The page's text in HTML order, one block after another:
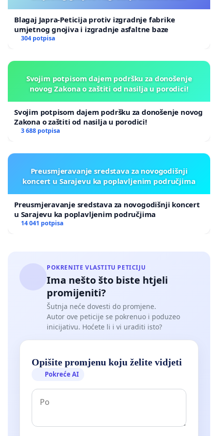
Blagaj Japra-Peticija protiv izgradnje fabrike
umjetnog gnojiva i izgradnje asfaltne baze
304 potpisa
Svojim potpisom dajem podršku za donošenje
novog Zakona o zaštiti od nasilja u porodici!
Svojim potpisom dajem podršku za donošenje novog
Zakona o zaštiti od nasilja u porodici!
3 688 potpisa
Preusmjeravanje sredstava za novogodišnji
koncert u Sarajevu ka poplavljenim područjima
Preusmjeravanje sredstava za novogodišnji koncert
u Sarajevu ka poplavljenim područjima
14 041 potpisa
POKRENITE VLASTITU PETICIJU
Ima nešto što biste htjeli
promijeniti?
Šutnja neće dovesti do promjene.
Autor ove peticije se pokrenuo i poduzeo
inicijativu. Hoćete li i vi uraditi isto?
Opišite promjenu koju želite vidjeti
Pokreće AI